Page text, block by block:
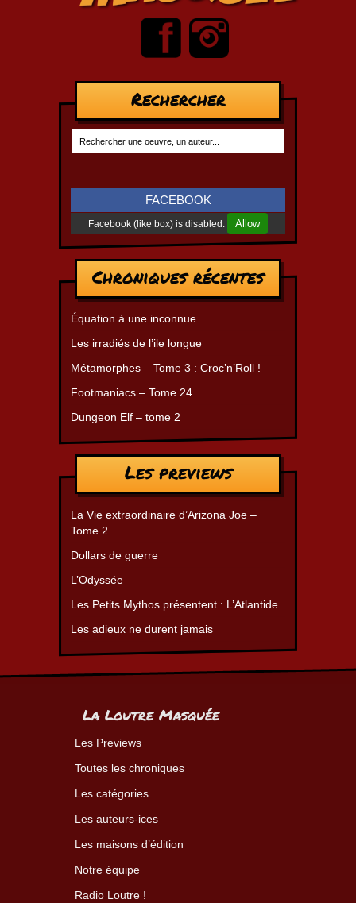
Rechercher
FACEBOOK
Facebook (like box) is disabled. Allow
Chroniques récentes
Équation à une inconnue
Les irradiés de l’ile longue
Métamorphes – Tome 3 : Croc’n’Roll !
Footmaniacs – Tome 24
Dungeon Elf – tome 2
Les previews
La Vie extraordinaire d’Arizona Joe –
Tome 2
Dollars de guerre
L’Odyssée
Les Petits Mythos présentent : L’Atlantide
Les adieux ne durent jamais
La Loutre Masquée
Les Previews
Toutes les chroniques
Les catégories
Les auteurs-ices
Les maisons d’édition
Notre équipe
Radio Loutre !